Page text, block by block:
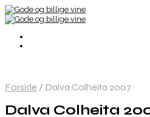
Forside / Dalva Colheita 2007
Dalva Colheita